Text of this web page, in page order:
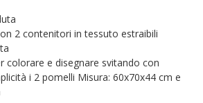
2 contenitori in tessuto estraibili
colorare e disegnare svitando con
i 2 pomelli Misura: 60x70x44 cm e